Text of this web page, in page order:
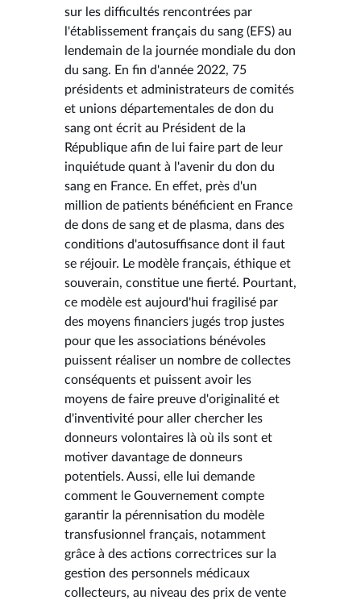
sur les difficultés rencontrées par
l'établissement français du sang (EFS) au
lendemain de la journée mondiale du don
du sang. En fin d'année 2022, 75
présidents et administrateurs de comités
et unions départementales de don du
sang ont écrit au Président de la
République afin de lui faire part de leur
inquiétude quant à l'avenir du don du
sang en France. En effet, près d'un
million de patients bénéficient en France
de dons de sang et de plasma, dans des
conditions d'autosuffisance dont il faut
se réjouir. Le modèle français, éthique et
souverain, constitue une fierté. Pourtant,
ce modèle est aujourd'hui fragilisé par
des moyens financiers jugés trop justes
pour que les associations bénévoles
puissent réaliser un nombre de collectes
conséquents et puissent avoir les
moyens de faire preuve d'originalité et
d'inventivité pour aller chercher les
donneurs volontaires là où ils sont et
motiver davantage de donneurs
potentiels. Aussi, elle lui demande
comment le Gouvernement compte
garantir la pérennisation du modèle
transfusionnel français, notamment
grâce à des actions correctrices sur la
gestion des personnels médicaux
collecteurs, au niveau des prix de vente